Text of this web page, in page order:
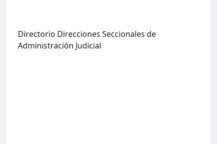
Directorio Direcciones Seccionales de
Administración Judicial